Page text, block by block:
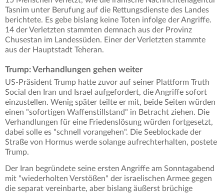
Tasnim unter Berufung auf die Rettungsdienste des Landes
berichtete. Es gebe bislang keine Toten infolge der Angriffe.
14 der Verletzten stammten demnach aus der Provinz
Chusestan im Landessüden. Einer der Verletzten stammte
aus der Hauptstadt Teheran.
Trump: Verhandlungen gehen weiter
US-Präsident Trump hatte zuvor auf seiner Plattform Truth
Social den Iran und Israel aufgefordert, die Angriffe sofort
einzustellen. Wenig später teilte er mit, beide Seiten würden
einen "sofortigen Waffenstillstand" in Betracht ziehen. Die
Verhandlungen für eine Friedenslösung würden fortgesetzt,
dabei solle es "schnell vorangehen". Die Seeblockade der
Straße von Hormus werde solange aufrechterhalten, postete
Trump.
Der Iran begründete seine ersten Angriffe am Sonntagabend
mit "wiederholten Verstößen" der israelischen Armee gegen
die separat vereinbarte, aber bislang äußerst brüchige